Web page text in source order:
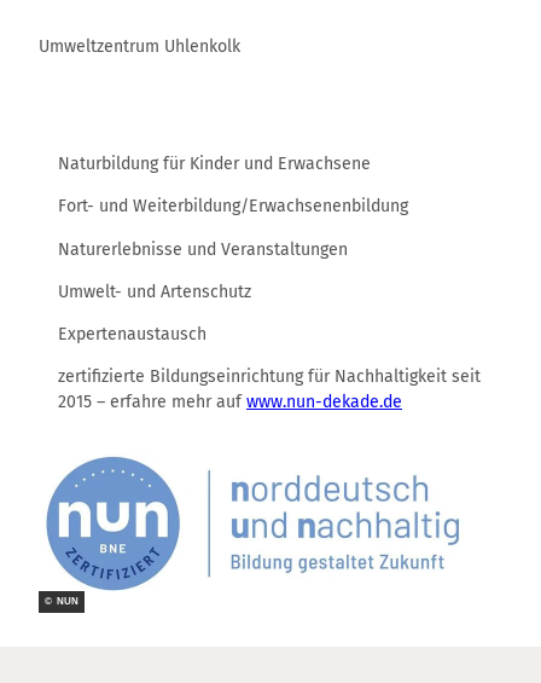
Umweltzentrum Uhlenkolk
Naturbildung für Kinder und Erwachsene
Fort- und Weiterbildung/Erwachsenenbildung
Naturerlebnisse und Veranstaltungen
Umwelt- und Artenschutz
Expertenaustausch
zertifizierte Bildungseinrichtung für Nachhaltigkeit seit
2015 – erfahre mehr aufwww.nun-dekade.de
© NUN